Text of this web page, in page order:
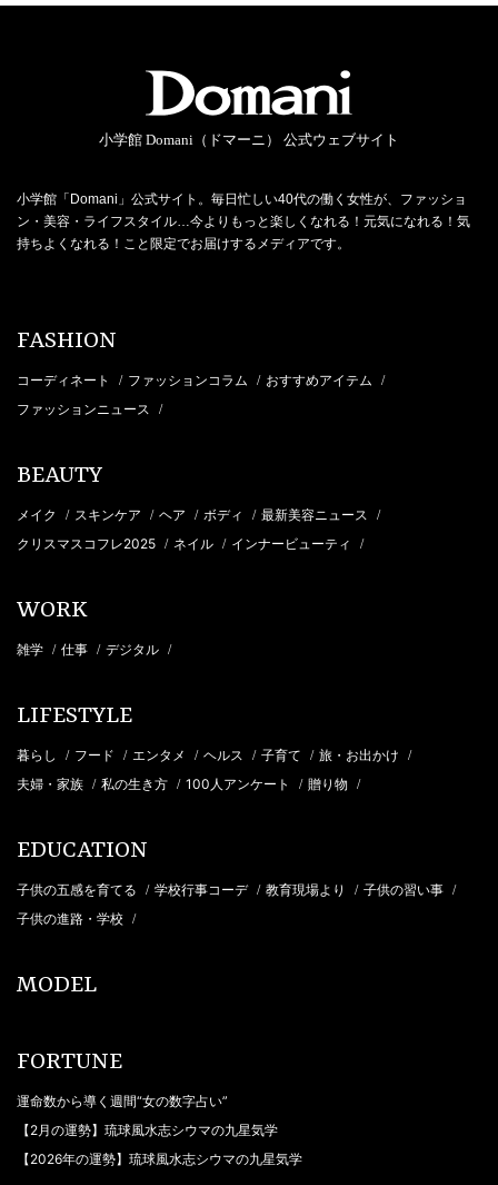
小学館 Domani（ドマーニ） 公式ウェブサイト
小学館「Domani」公式サイト。毎日忙しい40代の働く女性が、ファッショ
ン・美容・ライフスタイル…今よりもっと楽しくなれる！元気になれる！気
持ちよくなれる！こと限定でお届けするメディアです。
FASHION
コーディネート / ファッションコラム / おすすめアイテム /
ファッションニュース /
BEAUTY
メイク / スキンケア / ヘア / ボディ / 最新美容ニュース /
クリスマスコフレ2025 / ネイル / インナービューティ /
WORK
雑学 / 仕事 / デジタル /
LIFESTYLE
暮らし / フード / エンタメ / ヘルス / 子育て / 旅・お出かけ /
夫婦・家族 / 私の生き方 / 100人アンケート / 贈り物 /
EDUCATION
子供の五感を育てる / 学校行事コーデ / 教育現場より / 子供の習い事 /
子供の進路・学校 /
MODEL
FORTUNE
運命数から導く週間“女の数字占い”
【2月の運勢】琉球風水志シウマの九星気学
【2026年の運勢】琉球風水志シウマの九星気学